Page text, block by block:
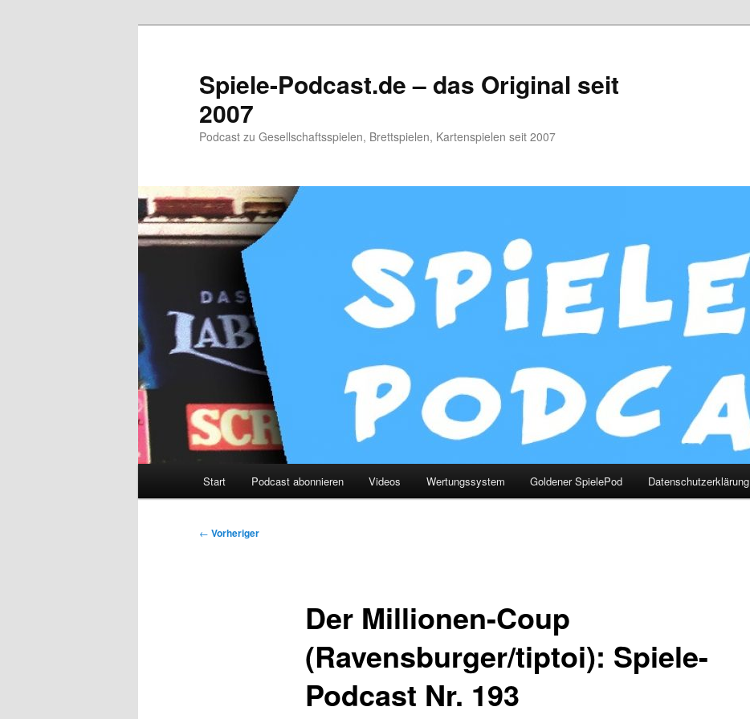
Spiele-Podcast.de – das Original seit
2007
Podcast zu Gesellschaftsspielen, Brettspielen, Kartenspielen seit 2007
Start Podcast abonnieren Videos Wertungssystem Goldener SpielePod Datenschutzerklärung
Beitragsnavigation
← Vorheriger
Der Millionen-Coup
(Ravensburger/tiptoi): Spiele-
Podcast Nr. 193